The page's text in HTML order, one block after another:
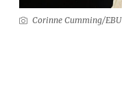
Corinne Cumming/EBU